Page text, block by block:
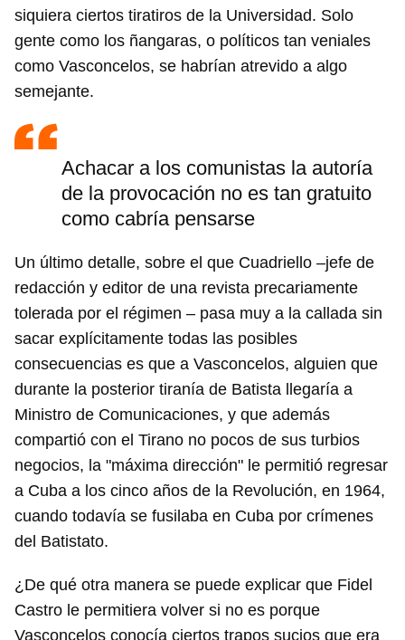
siquiera ciertos tiratiros de la Universidad. Solo
gente como los ñangaras, o políticos tan veniales
como Vasconcelos, se habrían atrevido a algo
semejante.
Achacar a los comunistas la autoría
de la provocación no es tan gratuito
como cabría pensarse
Un último detalle, sobre el que Cuadriello ‒jefe de
redacción y editor de una revista precariamente
tolerada por el régimen ‒ pasa muy a la callada sin
sacar explícitamente todas las posibles
consecuencias es que a Vasconcelos, alguien que
durante la posterior tiranía de Batista llegaría a
Ministro de Comunicaciones, y que además
compartió con el Tirano no pocos de sus turbios
negocios, la "máxima dirección" le permitió regresar
a Cuba a los cinco años de la Revolución, en 1964,
cuando todavía se fusilaba en Cuba por crímenes
del Batistato.
¿De qué otra manera se puede explicar que Fidel
Castro le permitiera volver si no es porque
Vasconcelos conocía ciertos trapos sucios que era